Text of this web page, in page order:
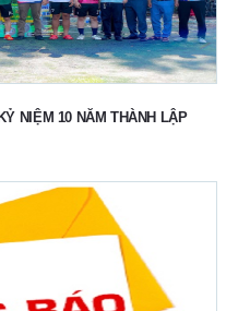
NIỆM 10 NĂM THÀNH LẬP